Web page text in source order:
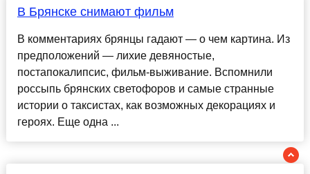
В Брянске снимают фильм
В комментариях брянцы гадают — о чем картина. Из
предположений — лихие девяностые,
постапокалипсис, фильм-выживание. Вспомнили
россыпь брянских светофоров и самые странные
истории о таксистах, как возможных декорациях и
героях. Еще одна ...